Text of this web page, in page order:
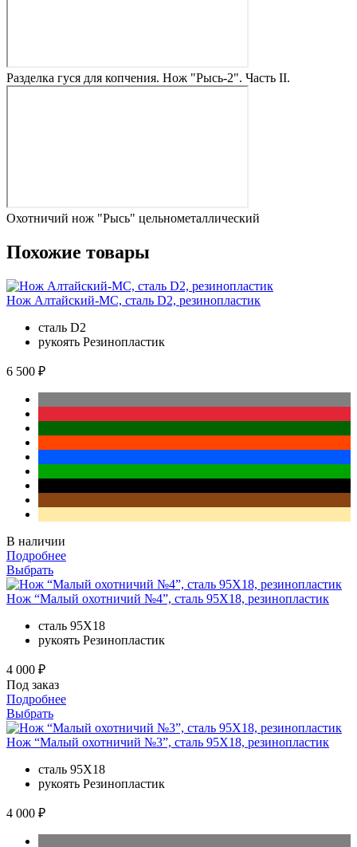
Разделка гуся для копчения. Нож "Рысь-2". Часть II.
Охотничий нож "Рысь" цельнометаллический
Похожие товары
Нож Алтайский-МС, сталь D2, резинопластик
сталь D2
рукоять Резинопластик
6 500 ₽
В наличии
Подробнее
Выбрать
Нож “Малый охотничий №4”, сталь 95Х18, резинопластик
сталь 95Х18
рукоять Резинопластик
4 000 ₽
Под заказ
Подробнее
Выбрать
Нож “Малый охотничий №3”, сталь 95Х18, резинопластик
сталь 95Х18
рукоять Резинопластик
4 000 ₽